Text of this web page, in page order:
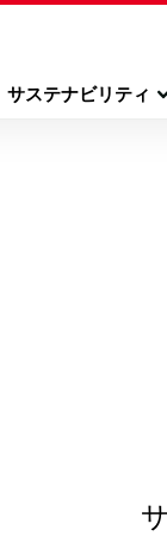
サステナビリティ